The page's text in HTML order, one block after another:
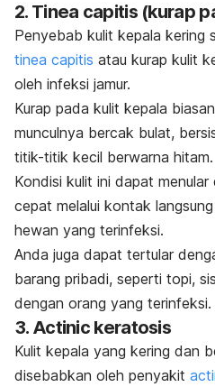
2. Tinea capitis(kurap
Penyebab kulit kepala kering
tinea capitis atau kurap kulit
oleh infeksi jamur.
Kurap pada kulit kepala
munculnya bercak bulat,
titik-titik kecil berwarna hitam.
Kondisi kulit ini dapat
cepat melalui kontak
hewan yang terinfeksi.
Anda juga dapat tertular
barang pribadi, seperti topi,
dengan orang yang terinfeksi.
3. Actinic keratosis
Kulit kepala yang kering dan
disebabkan oleh penyakit